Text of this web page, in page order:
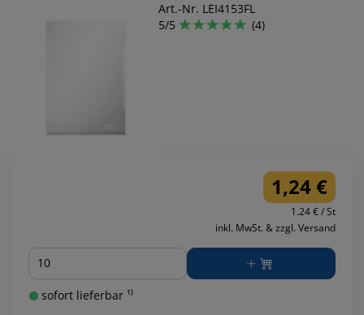
Art.-Nr. LEI4153FL
5/5
(4)
1,24 €
1.24 € / St
inkl. MwSt. & zzgl. Versand
Menge
sofort lieferbar ¹⁾